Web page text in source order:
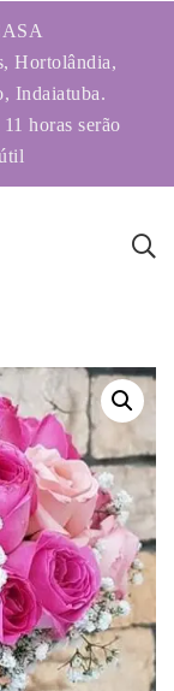
Hortolândia,
Indaiatuba.
horas serão